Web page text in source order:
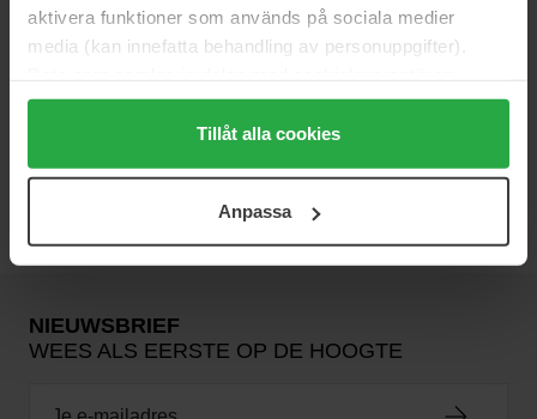
aktivera funktioner som används på sociala medier
media (kan innefatta behandling av personuppgifter).
Genom att trycka på "Tillåt alla cookies" accepterar du
alla cookies, medan du under "Detaljer" kan anpassa
användningen av cookies. Du kan när som helst återkalla
samt vår Integritetspolicy.
Tillåt alla cookies
Anpassa
Urban Decay
27 €
Urban Decay
Foundation
36 € Niet op voorraad
NIEUWSBRIEF
WEES ALS EERSTE OP DE HOOGTE